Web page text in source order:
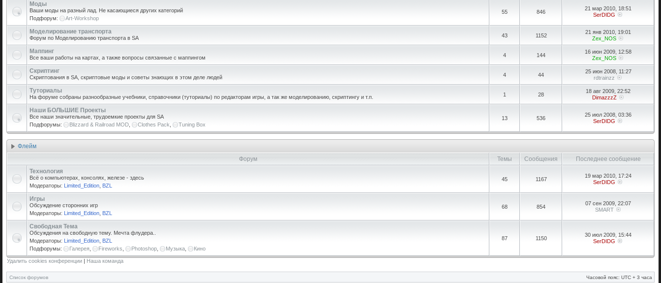
Моды
Ваши моды на разный лад. Не касающиеся других категорий
Подфорум:
Art-Workshop
55 846
21 мар 2010, 18:51
SerDIDG
Моделирование транспорта
Форум по Моделированию транспорта в SA 43 1152
21 янв 2010, 19:01
Zex_NOS
Маппинг
Все ваши работы на картах, а также вопросы связанные с маппингом 4 144
16 июн 2009, 12:58
Zex_NOS
Скриптинг
Скриптования в SA, скриптовые моды и советы знающих в этом деле людей 4 44
25 июн 2008, 11:27
rdtrainzz
Туториалы
На форуме собраны разнообразные учебники, справочники (туториалы) по редакторам игры, а так же моделированию, скриптингу и т.п. 1 28
18 авг 2009, 22:52
DimazzzZ
Наши БОЛЬШИЕ Проекты
Все наши значительные, трудоемкие проекты для SA
Подфорумы:
Blizzard & Railroad MOD Clothes Pack Tuning Box
13 536
25 июл 2008, 03:36
SerDIDG
Флейм
Форум
Темы Сообщения
Последнее сообщение
Технология
Всё о компьютерах, консолях, железе - здесь
Модераторы: Limited_Edition BZL
45 1167
19 мар 2010, 17:24
SerDIDG
Игры
Обсуждение сторонних игр
Модераторы: Limited_Edition BZL
68 854
07 сен 2009, 22:07
SMART
Свободная Тема
Обсуждения на свободную тему. Мечта флудера..
Модераторы: Limited_Edition BZL
Подфорумы:
Галерея Fireworks Photoshop Музыка Кино
87 1150
30 июл 2009, 15:44
SerDIDG
Удалить cookies конференции | Наша команда
Список форумов Часовой пояс: UTC + 3 часа